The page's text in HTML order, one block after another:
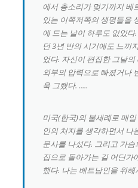
에서 총소리가 멎기까지 베
있는 이쪽저쪽의 생명들을
에 드는 날이 하루도 없었다
던 3년 반의 시기에도 느끼
었다. 자신이 편집한 그날
외부의 압력으로 빠졌거나
욱 그랬다. .....
미국(한국)의 불세례로 매
인의 처지를 생각하면서 나
문사를 나섰다. 그리고 가
집으로 돌아가는 길 어딘가
했다. 나는 베트남인을 위